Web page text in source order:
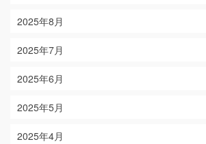
2025年8月
2025年7月
2025年6月
2025年5月
2025年4月